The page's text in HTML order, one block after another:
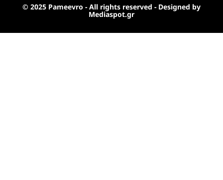
© 2025 Pameevro - All rights reserved - Designed by
Mediaspot.gr